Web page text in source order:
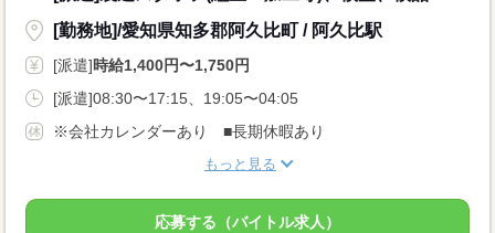
[勤務地]/愛知県知多郡阿久比町 / 阿久比駅
[派遣]時給1,400円〜1,750円
[派遣]08:30〜17:15、19:05〜04:05
※会社カレンダーあり ■長期休暇あり
もっと見る
応募する（バイトル求人）